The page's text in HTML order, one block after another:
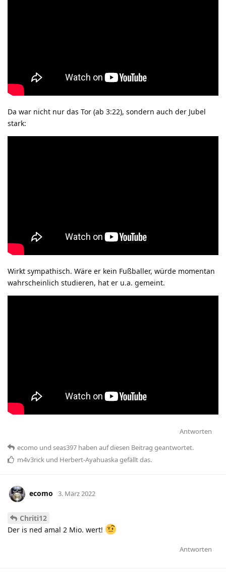
Da war nicht nur das Tor (ab 3:22), sondern auch der Jubel
stark:
Wirkt sympathisch. Wäre er kein Fußballer, würde momentan
wahrscheinlich studieren, hat er u.a. gemeint.
Antworten
ecomo und seas397 haben auf diesen Beitrag geantwortet.
m4v3rick und Herbert-Ayahuaskagefällt das.
ecomo 3. März 2022
Chriti12
Der is ned amal 2 Mio. wert!
Antworten